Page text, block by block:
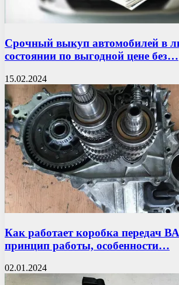
Срочный выкуп автомобилей в
состоянии по выгодной цене без…
15.02.2024
Как работает коробка передач
принцип работы, особенности…
02.01.2024